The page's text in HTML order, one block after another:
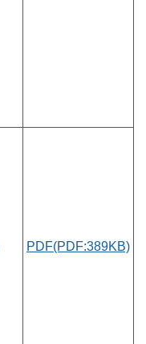
PDF(PDF:389KB)